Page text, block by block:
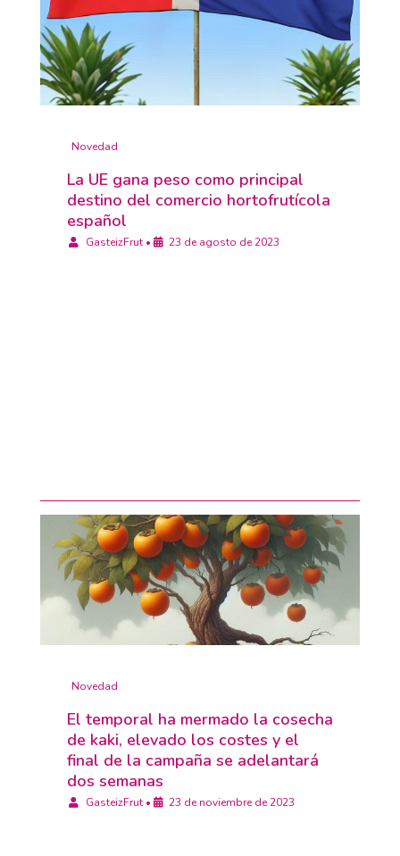
Novedad
La UE gana peso como principal
destino del comercio hortofrutícola
español
GasteizFrut • 23 de agosto de 2023
Novedad
El temporal ha mermado la cosecha
de kaki, elevado los costes y el
final de la campaña se adelantará
dos semanas
GasteizFrut • 23 de noviembre de 2023